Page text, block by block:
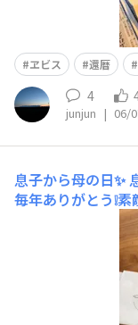
ヱビス 還暦
4
junjun | 06/
息子から母の日✨
毎年ありがとう❕